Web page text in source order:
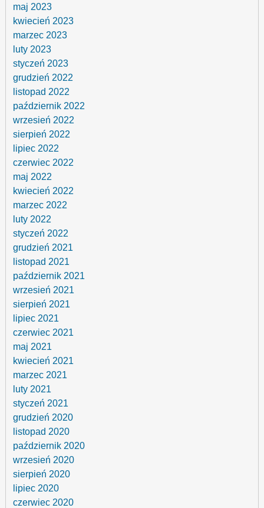
maj 2023
kwiecień 2023
marzec 2023
luty 2023
styczeń 2023
grudzień 2022
listopad 2022
październik 2022
wrzesień 2022
sierpień 2022
lipiec 2022
czerwiec 2022
maj 2022
kwiecień 2022
marzec 2022
luty 2022
styczeń 2022
grudzień 2021
listopad 2021
październik 2021
wrzesień 2021
sierpień 2021
lipiec 2021
czerwiec 2021
maj 2021
kwiecień 2021
marzec 2021
luty 2021
styczeń 2021
grudzień 2020
listopad 2020
październik 2020
wrzesień 2020
sierpień 2020
lipiec 2020
czerwiec 2020